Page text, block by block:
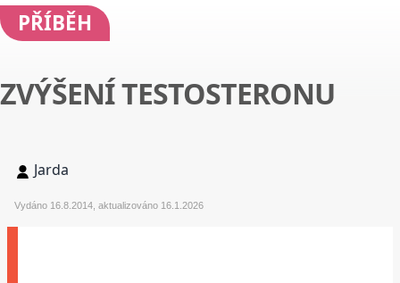
PŘÍBĚH
ZVÝŠENÍ TESTOSTERONU
Jarda
Vydáno 16.8.2014, aktualizováno 16.1.2026